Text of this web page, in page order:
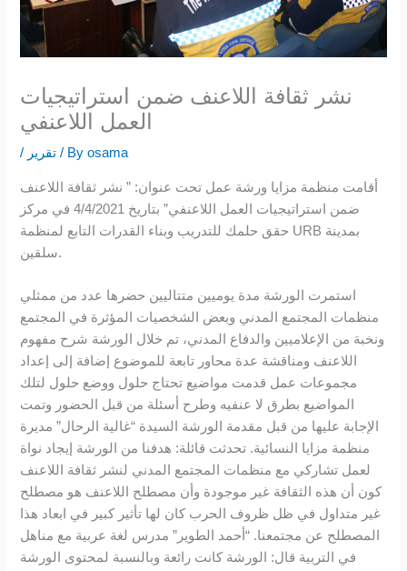
نشر ثقافة اللاعنف ضمن استراتيجيات
العمل اللاعنفي
/ تقرير / Byosama
أقامت منظمة مزايا ورشة عمل تحت عنوان: ” نشر ثقافة اللاعنف
ضمن استراتيجيات العمل اللاعنفي” بتاريخ 4/4/2021 في مركز
حقق حلمك للتدريب وبناء القدرات التابع لمنظمة URB بمدينة
سلقين.
استمرت الورشة مدة يوميين متتاليين حضرها عدد من ممثلي
منظمات المجتمع المدني وبعض الشخصيات المؤثرة في المجتمع
ونخبة من الإعلاميين والدفاع المدني، تم خلال الورشة شرح مفهوم
اللاعنف ومناقشة عدة محاور تابعة للموضوع إضافة إلى إعداد
مجموعات عمل قدمت مواضيع تحتاج حلول ووضع حلول لتلك
المواضيع بطرق لا عنفيه وطرح أسئلة من قبل الحضور وتمت
الإجابة عليها من قبل مقدمة الورشة السيدة “غالية الرحال” مديرة
منظمة مزايا النسائية. تحدثت قائلة: هدفنا من الورشة إيجاد نواة
لعمل تشاركي مع منظمات المجتمع المدني لنشر ثقافة اللاعنف
كون أن هذه الثقافة غير موجودة وأن مصطلح اللاعنف هو مصطلح
غير متداول في ظل ظروف الحرب كان لها تأثير كبير في ابعاد هذا
المصطلح عن مجتمعنا. “أحمد الطوير” مدرس لغة عربية مع مناهل
في التربية قال: الورشة كانت رائعة وبالنسبة لمحتوى الورشة